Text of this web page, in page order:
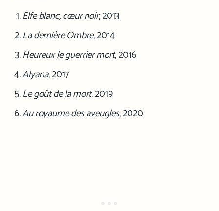
Elfe blanc, cœur noir, 2013
La dernière Ombre, 2014
Heureux le guerrier mort, 2016
Alyana, 2017
Le goût de la mort, 2019
Au royaume des aveugles, 2020